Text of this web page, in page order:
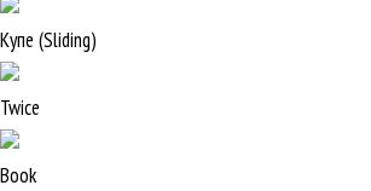
Купе (Sliding)
Twice
Book